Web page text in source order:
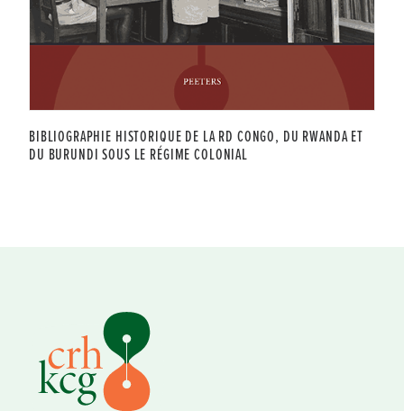
BIBLIOGRAPHIE HISTORIQUE DE LA RD CONGO, DU RWANDA ET
DU BURUNDI SOUS LE RÉGIME COLONIAL